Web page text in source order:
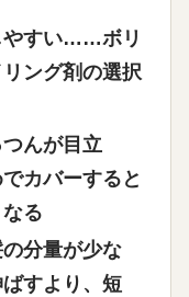
すい……ボリ
ング剤の選択
んが目立
カバーすると
る
分量が少な
すより、短